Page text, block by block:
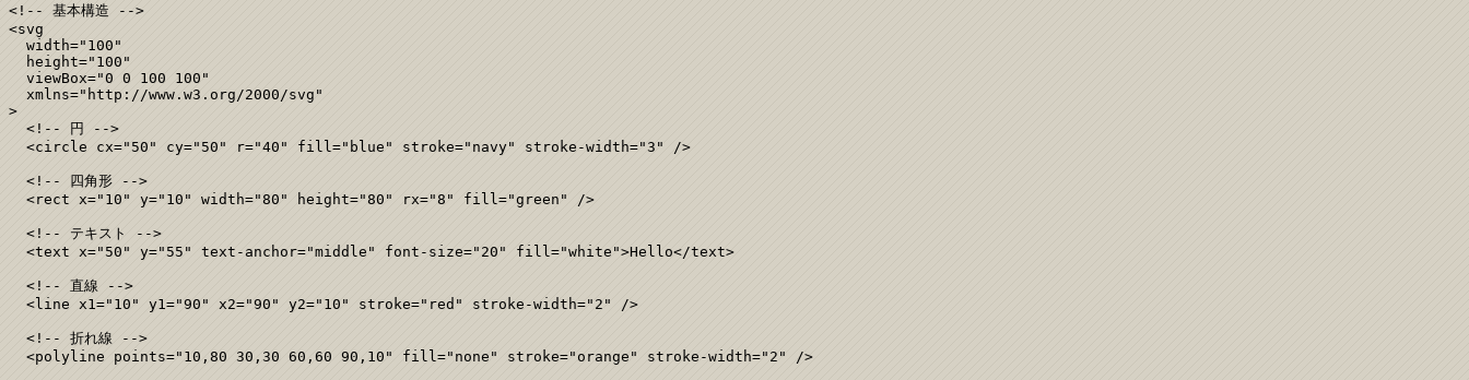
<!-- 基本構造 -->
<svg
  width="100"
  height="100"
  viewBox="0 0 100 100"
  xmlns="http://www.w3.org/2000/svg"
>
  <!-- 円 -->
  <circle cx="50" cy="50" r="40" fill="blue" stroke="navy" stroke-width="3" />
  <!-- 四角形 -->
  <rect x="10" y="10" width="80" height="80" rx="8" fill="green" />
  <!-- テキスト -->
  <text x="50" y="55" text-anchor="middle" font-size="20" fill="white">Hello</text>
  <!-- 直線 -->
  <line x1="10" y1="90" x2="90" y2="10" stroke="red" stroke-width="2" />
  <!-- 折れ線 -->
  <polyline points="10,80 30,30 60,60 90,10" fill="none" stroke="orange" stroke-width="2" />